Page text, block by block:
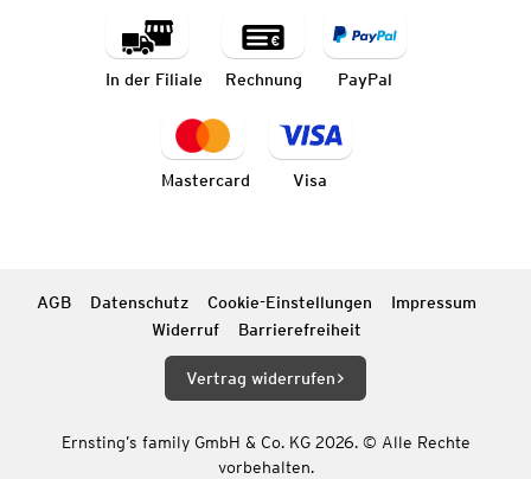
In der Filiale Rechnung PayPal
Mastercard Visa
AGB Datenschutz Cookie-Einstellungen
Impressum
Widerruf
Barrierefreiheit
Vertrag widerrufen
Ernsting’s family GmbH & Co. KG 2026. © Alle Rechte
vorbehalten.